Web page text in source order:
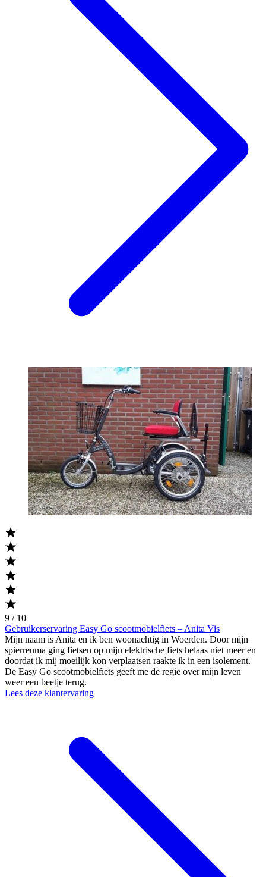
9 / 10
Gebruikerservaring Easy Go scootmobielfiets – Anita Vis
Mijn naam is Anita en ik ben woonachtig in Woerden. Door mijn
spierreuma ging fietsen op mijn elektrische fiets helaas niet meer en
doordat ik mij moeilijk kon verplaatsen raakte ik in een isolement.
De Easy Go scootmobielfiets geeft me de regie over mijn leven
weer een beetje terug.
Lees deze klantervaring